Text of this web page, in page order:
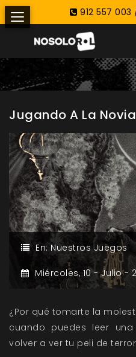
912 557
Jugando A La
En:Nuestros Juegos
Miércoles,10 -Julio -
¿Por qué tomarte la
cuando puedes leer
volver a ver tu peli de